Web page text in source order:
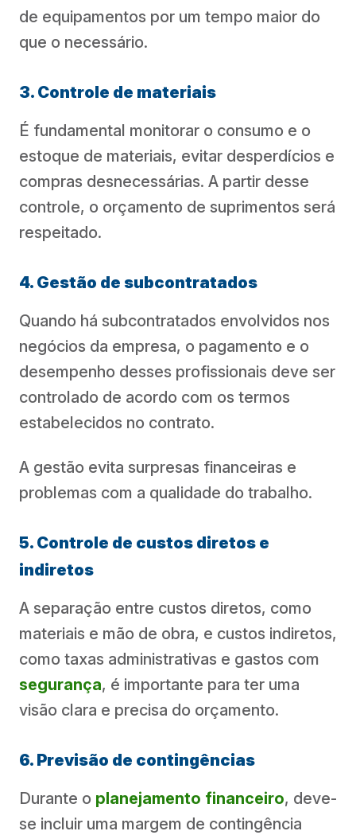
de equipamentos por um tempo maior do
que o necessário.
3. Controle de materiais
É fundamental monitorar o consumo e o
estoque de materiais, evitar desperdícios e
compras desnecessárias. A partir desse
controle, o orçamento de suprimentos será
respeitado.
4. Gestão de subcontratados
Quando há subcontratados envolvidos nos
negócios da empresa, o pagamento e o
desempenho desses profissionais deve ser
controlado de acordo com os termos
estabelecidos no contrato.
A gestão evita surpresas financeiras e
problemas com a qualidade do trabalho.
5. Controle de custos diretos e
indiretos
A separação entre custos diretos, como
materiais e mão de obra, e custos indiretos,
como taxas administrativas e gastos com
segurança, é importante para ter uma
visão clara e precisa do orçamento.
6. Previsão de contingências
Durante o planejamento financeiro, deve-
se incluir uma margem de contingência